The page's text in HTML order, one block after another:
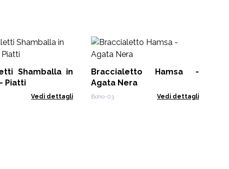
Shamballa in
Piatti
Vedi dettagli
Braccialetto Hamsa -
Agata Nera
Boho-03 Vedi dettagli